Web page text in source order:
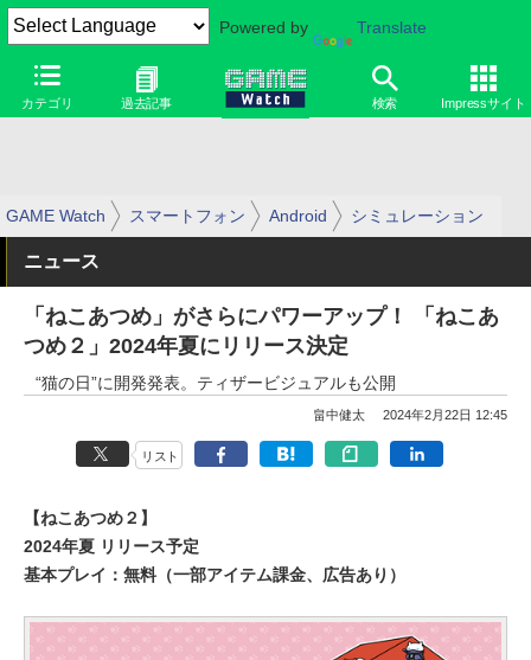
Powered by Translate
カテゴリ 過去記事 検索 Impressサイト
GAME Watch スマートフォン Android シミュレーション
ニュース
「ねこあつめ」がさらにパワーアップ！ 「ねこあ
つめ２」2024年夏にリリース決定
“猫の日”に開発発表。ティザービジュアルも公開
畠中健太 2024年2月22日 12:45
リスト
【ねこあつめ２】
2024年夏 リリース予定
基本プレイ：無料（一部アイテム課金、広告あり）